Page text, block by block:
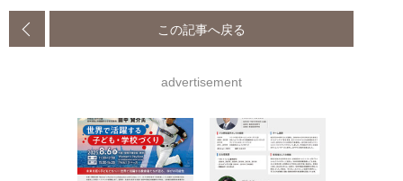
この記事へ戻る
advertisement